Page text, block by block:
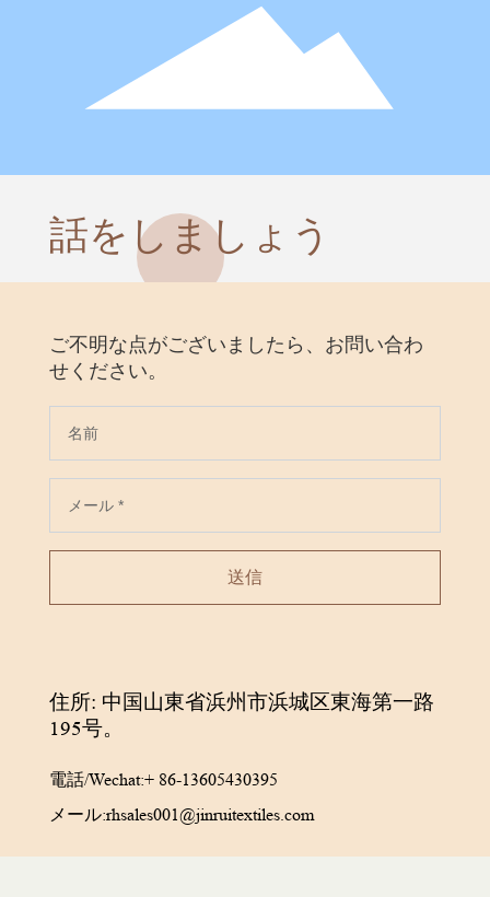
んどの気候で快適に過ごせるので、ベストな選択だ。
寝具用生地の種類
寝具の快適性と耐久性を確保するには、適切な生地を選
話をしましょう
ご不明な点がございましたら、お問い合わ
せください。
送信
住所: 中国山東省浜州市浜城区東海第一路
195号。
電話/Wechat:+ 86-13605430395
メール:rhsales001@jinruitextiles.com